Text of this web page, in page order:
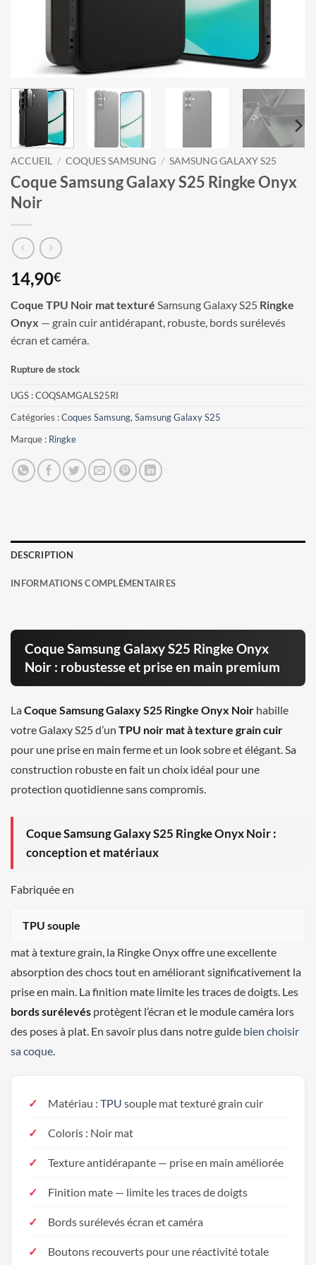
ACCUEIL / COQUES SAMSUNG / SAMSUNG GALAXY S25
Coque Samsung Galaxy S25 Ringke Onyx
Noir
14,90€
Coque TPU Noir mat texturé Samsung Galaxy S25 Ringke
Onyx — grain cuir antidérapant, robuste, bords surélevés
écran et caméra.
Rupture de stock
UGS :COQSAMGALS25RI
Catégories :Coques Samsung, Samsung Galaxy S25
Marque : Ringke
DESCRIPTION
INFORMATIONS COMPLÉMENTAIRES
Coque Samsung Galaxy S25 Ringke Onyx
Noir : robustesse et prise en main premium
LaCoque Samsung Galaxy S25 Ringke Onyx Noir habille
votre Galaxy S25 d’un TPU noir mat à texture grain cuir
pour une prise en main ferme et un look sobre et élégant. Sa
construction robuste en fait un choix idéal pour une
protection quotidienne sans compromis.
Coque Samsung Galaxy S25 Ringke Onyx Noir :
conception et matériaux
Fabriquée en
TPU souple
mat à texture grain, la Ringke Onyx offre une excellente
absorption des chocs tout en améliorant significativement la
prise en main. La finition mate limite les traces de doigts. Les
bords surélevés protègent l’écran et le module caméra lors
des poses à plat. En savoir plus dans notre guide bien choisir
sa coque.
Matériau : TPU souple mat texturé grain cuir
Coloris : Noir mat
Texture antidérapante — prise en main améliorée
Finition mate — limite les traces de doigts
Bords surélevés écran et caméra
Boutons recouverts pour une réactivité totale